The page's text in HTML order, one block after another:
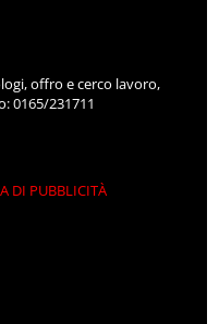
offro e cerco lavoro,
0165/231711
DI PUBBLICITÀ